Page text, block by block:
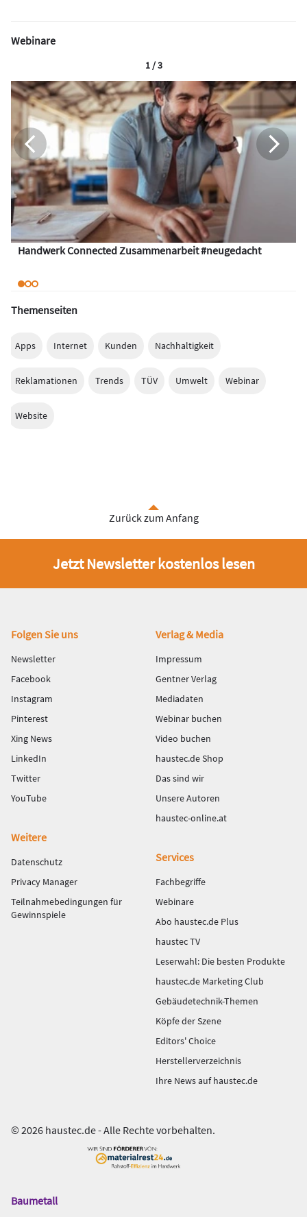
Webinare
Handwerk Connected Zusammenarbeit #neugedacht
1 / 3
Themenseiten
Apps Internet Kunden Nachhaltigkeit
Reklamationen Trends TÜV Umwelt Webinar
Website
Zurück zum Anfang
Jetzt Newsletter kostenlos lesen
Fußbereich
Folgen Sie uns
Newsletter
Facebook
Instagram
Pinterest
Xing News
LinkedIn
Twitter
YouTube
Verlag & Media
Impressum
Gentner Verlag
Mediadaten
Webinar buchen
Video buchen
haustec.de Shop
Das sind wir
Unsere Autoren
haustec-online.at
Weitere
Datenschutz
Privacy Manager
Teilnahmebedingungen für
Gewinnspiele
Services
Fachbegriffe
Webinare
Abo haustec.de Plus
haustec TV
Leserwahl: Die besten Produkte
haustec.de Marketing Club
Gebäudetechnik-Themen
Köpfe der Szene
Editors' Choice
Herstellerverzeichnis
Ihre News auf haustec.de
© 2026 haustec.de - Alle Rechte vorbehalten.
Das
Baumetall